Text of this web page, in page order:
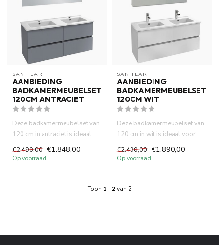
SANITEAR
AANBIEDING
BADKAMERMEUBELSET
120CM ANTRACIET
Deze badkamermeubelset van
120 cm in antraciet is ideaal
voor wie op zoek is naa...
€2.490,00 €1.848,00
Op voorraad
SANITEAR
AANBIEDING
BADKAMERMEUBELSET
120CM WIT
Deze badkamermeubelset van
120 cm in wit is ideaal voor
wie op zoek is naar een ...
€2.490,00 €1.890,00
Op voorraad
Toon 1 - 2van 2